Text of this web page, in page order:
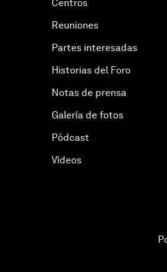
Centros
Reuniones
Partes interesadas
Historias del Foro
Notas de prensa
Galería de fotos
Pódcast
Vídeos